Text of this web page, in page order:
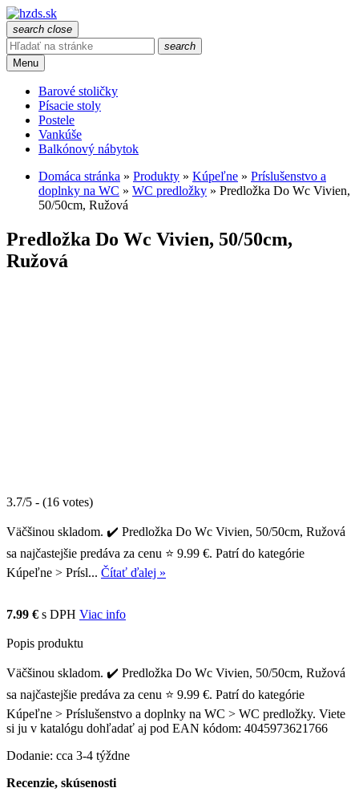
search close
search
Menu
Barové stoličky
Písacie stoly
Postele
Vankúše
Balkónový nábytok
Domáca stránka » Produkty » Kúpeľne » Príslušenstvo a
doplnky na WC » WC predložky » Predložka Do Wc Vivien,
50/50cm, Ružová
Predložka Do Wc Vivien, 50/50cm,
Ružová
3.7/5 - (16 votes)
Väčšinou skladom. ✔️ Predložka Do Wc Vivien, 50/50cm, Ružová
sa najčastejšie predáva za cenu ⭐ 9.99 €. Patrí do kategórie
Kúpeľne > Prísl... Čítať ďalej »
7.99 € s DPH Viac info
Popis produktu
Väčšinou skladom. ✔️ Predložka Do Wc Vivien, 50/50cm, Ružová
sa najčastejšie predáva za cenu ⭐ 9.99 €. Patrí do kategórie
Kúpeľne > Príslušenstvo a doplnky na WC > WC predložky. Viete
si ju v katalógu dohľadať aj pod EAN kódom: 4045973621766
Dodanie: cca 3-4 týždne
Recenzie, skúsenosti